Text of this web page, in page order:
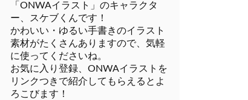
「ONWAイラスト」のキャラクタ
ー、スケブくんです！
かわいい・ゆるい手書きのイラスト
素材がたくさんありますので、気軽
に使ってくださいね。
お気に入り登録、ONWAイラストを
リンクつきで紹介してもらえるとよ
ろこびます！